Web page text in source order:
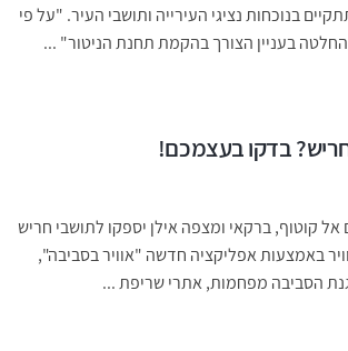
בנוכחות נציגי העירייה ותושבי העיר. "על פי
בעניין הצורך בהקמת תחנת הניטור" ...
בדקו בעצמכם!
אל קוטוף, ברקאי ומצפה אילן יספקו לתושבי חריש
באמצעות אפליקציה חדשה "אוויר בסביבה",
הסביבה מפחמות, אתרי שריפת ...